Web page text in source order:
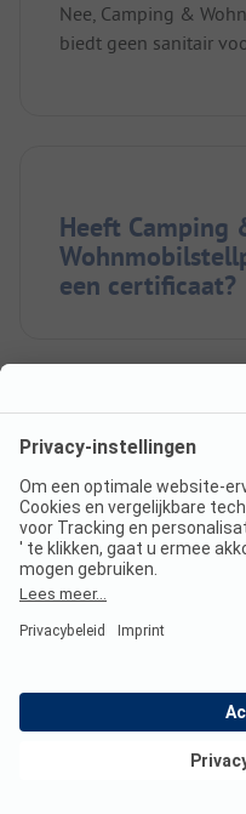
Nee, Camping &
biedt geen sanitair
Heeft Camping
een certificaat?
In welke talen
bij Camping &
een zwembad?